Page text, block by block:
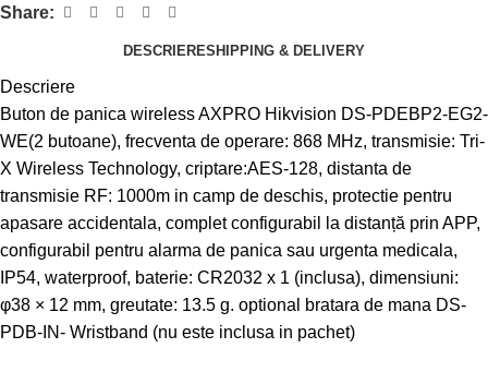
Share:
DESCRIERESHIPPING & DELIVERY
Descriere
Buton de panica wireless AXPRO Hikvision DS-PDEBP2-EG2-
WE(2 butoane), frecventa de operare: 868 MHz, transmisie: Tri-
X Wireless Technology, criptare:AES-128, distanta de
transmisie RF: 1000m in camp de deschis, protectie pentru
apasare accidentala, complet configurabil la distanță prin APP,
configurabil pentru alarma de panica sau urgenta medicala,
IP54, waterproof, baterie: CR2032 x 1 (inclusa), dimensiuni:
φ38 × 12 mm, greutate: 13.5 g. optional bratara de mana DS-
PDB-IN- Wristband (nu este inclusa in pachet)